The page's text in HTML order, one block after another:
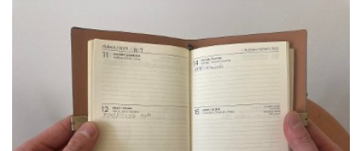
Zapomněli jste heslo?